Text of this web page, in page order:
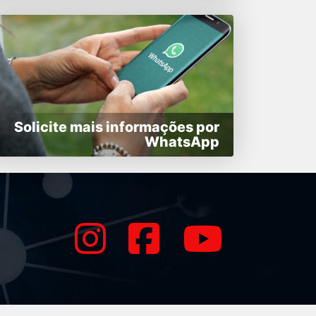
Solicite mais informações por
WhatsApp